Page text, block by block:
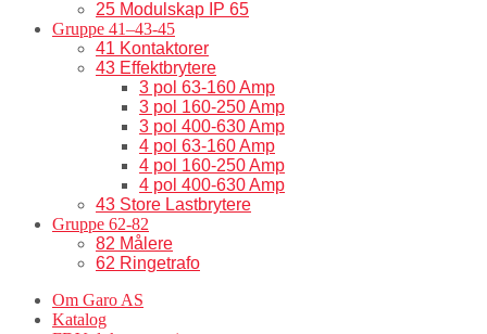
25 Modulskap IP 65
Gruppe 41–43-45
41 Kontaktorer
43 Effektbrytere
3 pol 63-160 Amp
3 pol 160-250 Amp
3 pol 400-630 Amp
4 pol 63-160 Amp
4 pol 160-250 Amp
4 pol 400-630 Amp
43 Store Lastbrytere
Gruppe 62-82
82 Målere
62 Ringetrafo
Om Garo AS
Katalog